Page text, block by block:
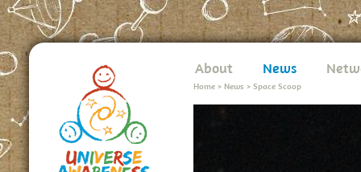
About News
Home > News > Space Scoop